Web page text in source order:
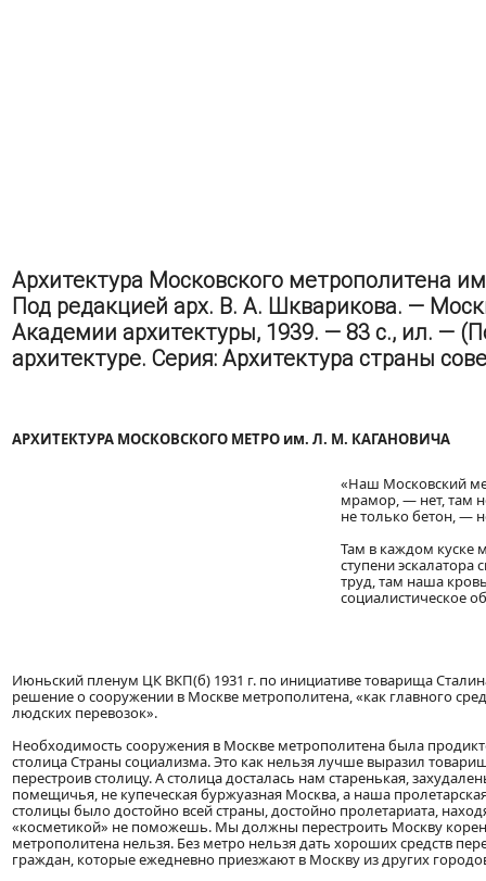
Архитектура Московского метрополитена
Под редакцией арх. В. А. Шкварикова. —
Академии архитектуры, 1939. — 83 с., ил. —
архитектуре. Серия: Архитектура страны
АРХИТЕКТУРА МОСКОВСКОГО МЕТРО им. Л. М. КАГАНОВИЧА
«Наш Московский
мрамор, — нет, там
не только бетон, —
Там в каждом куске
ступени эскалатора
труд, там наша
социалистическое
Июньский пленум ЦК ВКП(б) 1931 г. по инициативе товарища
решение о сооружении в Москве метрополитена, «как главного
людских перевозок».
Необходимость сооружения в Москве метрополитена была
столица Страны социализма. Это как нельзя лучше выразил
перестроив столицу. А столица досталась нам старенькая,
помещичья, не купеческая буржуазная Москва, а наша
столицы было достойно всей страны, достойно пролетариата,
«косметикой» не поможешь. Мы должны перестроить Москву
метрополитена нельзя. Без метро нельзя дать хороших средств
граждан, которые ежедневно приезжают в Москву из других